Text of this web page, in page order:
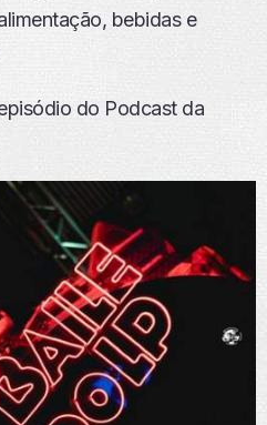
bebidas e
do Podcast da